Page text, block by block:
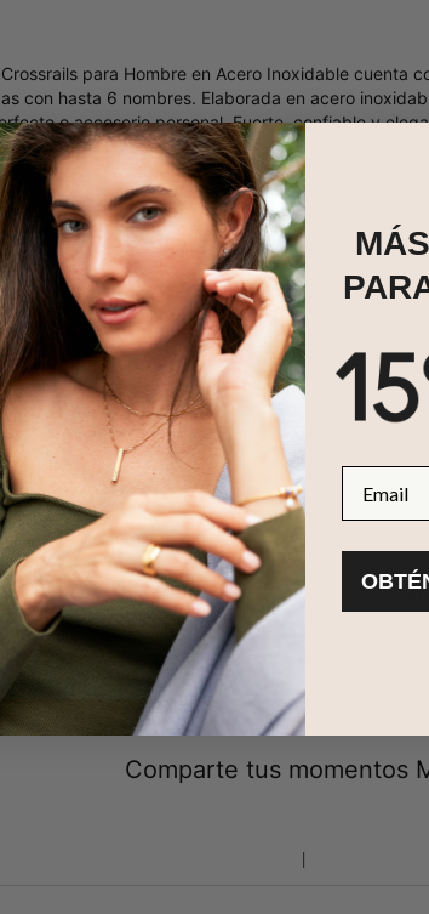
para Hombre en Acero Inoxidable cuenta
con hasta 6 nombres. Elaborada en acero
o accesorio personal. Fuerte, confiable y
Hecha de acero inoxidable.
Devoluciones en 100 días
Comparte tus momentos